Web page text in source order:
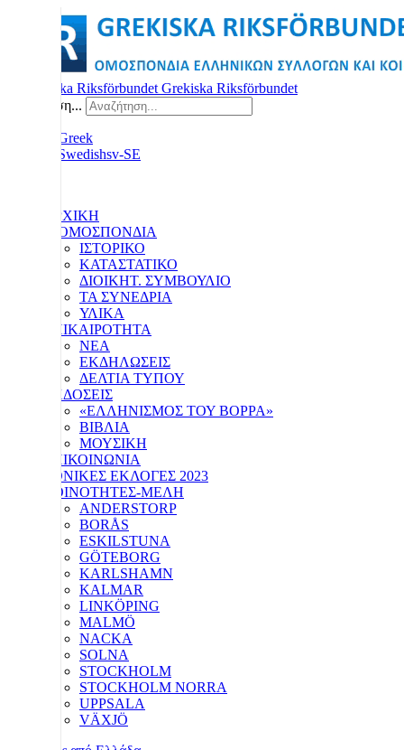
Grekiska Riksförbundet
Αναζήτηση...
ΑΡΧΙΚΗ
Η ΟΜΟΣΠΟΝΔΙΑ
ΙΣΤΟΡΙΚΟ
ΚΑΤΑΣΤΑΤΙΚΟ
ΔΙΟΙΚΗΤ. ΣΥΜΒΟΥΛΙΟ
ΤΑ ΣΥΝΕΔΡΙΑ
ΥΛΙΚΑ
ΕΠΙΚΑΙΡΟΤΗΤΑ
ΝΕΑ
ΕΚΔΗΛΩΣΕΙΣ
ΔΕΛΤΙΑ ΤΥΠΟΥ
ΕΚΔΟΣΕΙΣ
«ΕΛΛΗΝΙΣΜΟΣ ΤΟΥ ΒΟΡΡΑ»
ΒΙΒΛΙΑ
ΜΟΥΣΙΚΗ
ΕΠΙΚΟΙΝΩΝΙΑ
ΕΘΝΙΚΕΣ ΕΚΛΟΓΕΣ 2023
ΚΟΙΝΟΤΗΤΕΣ-ΜΕΛΗ
ANDERSTORP
BORÅS
ESKILSTUNA
GÖTEBORG
KARLSHAMN
KALMAR
LINKÖPING
MALMÖ
NACKA
SOLNA
STOCKHOLM
STOCKHOLM NORRA
UPPSALA
VÄXJÖ